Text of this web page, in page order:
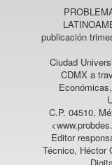
publicación
Ciudad
CDMX a
C.P. 04510,
Editor
Técnico, Héctor